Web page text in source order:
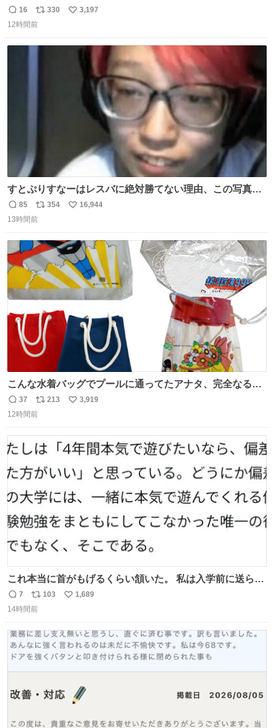
返
信
16
リ
ポ
330
い
3,197
12時間前
すとぷりすなーはレスバに絶対勝てない理由、この写真を
貼られると黙るしかなくなる
返
信
85
リ
ポ
ト
数
354
い
数
16,944
13時間前
こんな水着バッグでプールに通ってたアナタ、完全なる同
世代（笑） #70年代 #80年代 #昭和レトロ
返
信
37
リ
ポ
ト
数
213
い
数
3,919
12時間前
これ本当に首がもげるくらい頷いた。 私は入学前に送られ
てきた、大学のサークル紹介冊子を見た時点で終わりを感
じたので、女子大でもないくせに偏差値の高い大学のイン
た。 高偏差値に行けないならせめてそれくらいした方が予
後がいいです。 https://t.co/9nMHIrETkw
返
信
7
リ
ポ
ト
数
103
い
数
1,689
14時間前